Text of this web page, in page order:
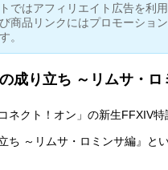
ではアフィリエイト広告を利
商品リンクにはプロモーショ
。
成り立ち ～リムサ・ロ
ネクト！オン」の新生FFXIV
ち ～リムサ・ロミンサ編』と